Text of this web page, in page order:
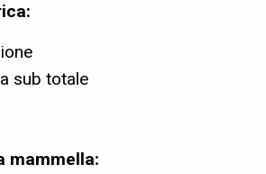
sub totale
mammella: